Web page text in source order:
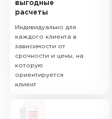
выгодные
расчеты
Индивидуально для
каждого клиента в
зависимости от
срочности и цены, на
которую
ориентируется
клиент